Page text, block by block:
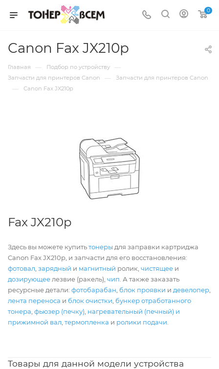
0
Canon Fax JX210p
Главная — Подбор по устройству —
Запчасти для принтеров Canon — Запчасти для принтеров Canon
— Canon Fax JX210p
Fax JX210p
Здесь вы можете купитьтонеры для заправки картриджа
Canon Fax JX210p, и запчасти для его восстановления:
фотовал зарядный и магнитный ролик, чистящее и
дозирующее лезвие (ракель), чип . А также заказать
ресурсные детали: фотобарабан блок проявки и девелопер
лента переноса и блок очистки бункер отработанного
тонера фьюзер (печку) нагревательный (печный) и
прижимной вал термопленка и ролики подачи
Товары для данной модели устройства